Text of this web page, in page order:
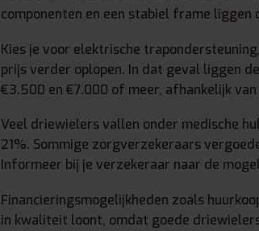
componenten en een stabiel frame
Kies je voor elektrische
prijs verder oplopen. In dat geval liggen
€3.500 en €7.000 of meer, afhankelijk
Veel driewielers vallen onder medische
21%. Sommige zorgverzekeraars
Informeer bij je verzekeraar naar de
Financieringsmogelijkheden zoals
in kwaliteit loont, omdat goede